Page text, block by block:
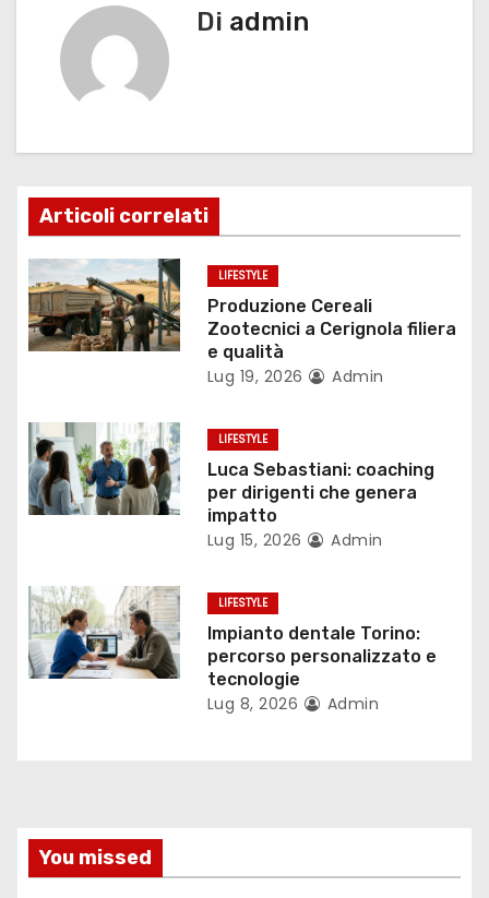
i
o
n
e
a
t
i
c
l
i
Di admin
Articoli correlati
LIFESTYLE
Produzione Cereali
Zootecnici a Cerignola filiera
e qualità
Lug 19, 2026 Admin
LIFESTYLE
Luca Sebastiani: coaching
per dirigenti che genera
impatto
Lug 15, 2026 Admin
LIFESTYLE
Impianto dentale Torino:
percorso personalizzato e
tecnologie
Lug 8, 2026 Admin
You missed